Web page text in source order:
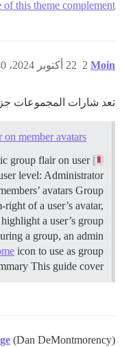
this theme complement?
Moin 22 أكتوبر 2024، 8:40ص 2
تعد شارات المجموعات
member avatars
group flair on user
level: Administrator
avatars Group
of a user’s avatar,
a user’s group
a group, an admin
icon to use as group
This guide cover…
(Dan DeMontmorency)